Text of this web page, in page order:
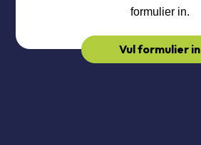
formulier in.
Vul formulier in